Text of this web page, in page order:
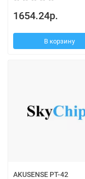
1654.24р.
В корзину
AKUSENSE PT-42